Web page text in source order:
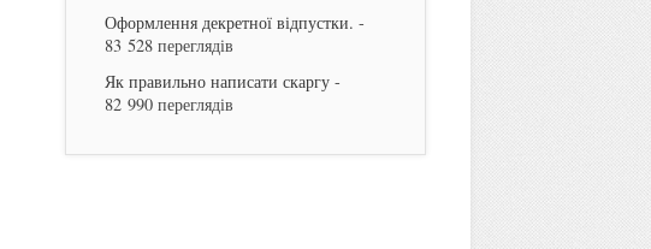
Оформлення декретної відпустки. -
83 528 переглядів
Як правильно написати скаргу-
82 990 переглядів